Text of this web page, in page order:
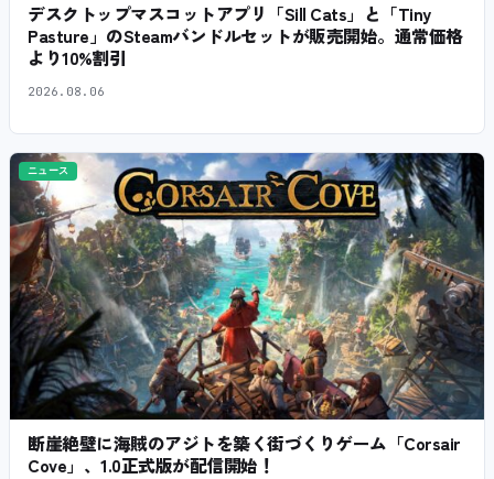
デスクトップマスコットアプリ「Sill Cats」と「Tiny
Pasture」のSteamバンドルセットが販売開始。通常価格
より10%割引
2026.08.06
ニュース
断崖絶壁に海賊のアジトを築く街づくりゲーム「Corsair
Cove」、1.0正式版が配信開始！